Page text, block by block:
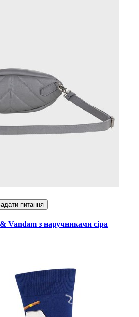
питання
Vandam з наручниками сіра